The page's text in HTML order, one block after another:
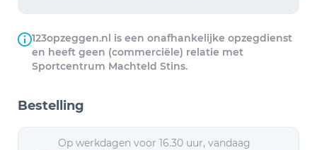
123opzeggen.nl is een onafhankelijke opzegdienst
en heeft geen (commerciële) relatie met
Sportcentrum Machteld Stins.
Bestelling
Op werkdagen voor 16.30 uur, vandaag